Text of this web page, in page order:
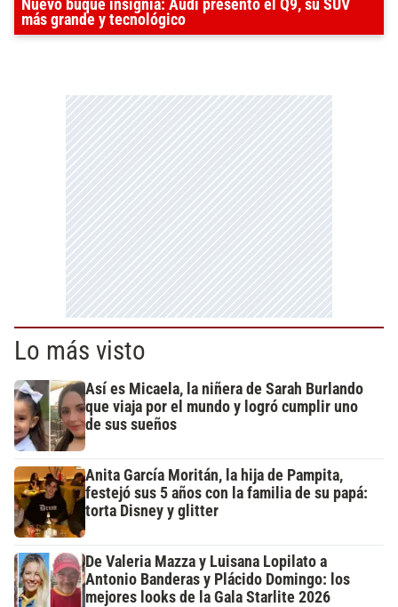
Nuevo buque insignia: Audi presentó el Q9, su SUV
más grande y tecnológico
Lo más visto
Así es Micaela, la niñera de Sarah Burlando
que viaja por el mundo y logró cumplir uno
de sus sueños
Anita García Moritán, la hija de Pampita,
festejó sus 5 años con la familia de su papá:
torta Disney y glitter
De Valeria Mazza y Luisana Lopilato a
Antonio Banderas y Plácido Domingo: los
mejores looks de la Gala Starlite 2026